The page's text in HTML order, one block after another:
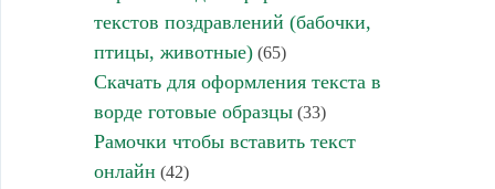
текстов поздравлений (бабочки,
птицы, животные)(65)
Скачать для оформления текста в
ворде готовые образцы(33)
Рамочки чтобы вставить текст
онлайн (42)